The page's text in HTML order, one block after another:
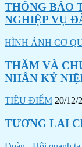
THÔNG BÁO
NGHIỆP VỤ
HÌNH ẢNH CƠ
THĂM VÀ
NHÂN KỶ
TIÊU ĐIỂM 20/12/
TƯƠNG LAI